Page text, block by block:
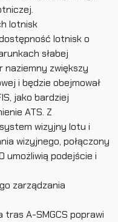
lotnisk
lotnisk o
słabej
zwiększy
i będzie obejmował
jako bardziej
ATS. Z
wizyjny lotu i
wizyjnego, połączony
umożliwią podejście i
zarządzania
A-SMGCS poprawi